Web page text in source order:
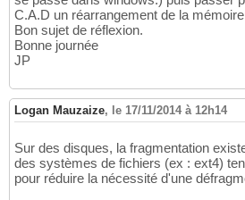
C.A.D un réarrangement de la
Bon sujet de réflexion.
Bonne journée
JP
Logan Mauzaize, le 17/11/2014 à 12h14
Sur des disques, la fragmentation
des systèmes de fichiers (ex : ext4)
pour réduire la nécessité d'une